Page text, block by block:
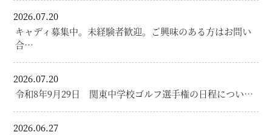
2026.07.20
キャディ募集中。未経験者歓迎。ご興味のある方はお問い
合…
2026.07.20
令和8年9月29日 関東中学校ゴルフ選手権の日程につい…
2026.06.27